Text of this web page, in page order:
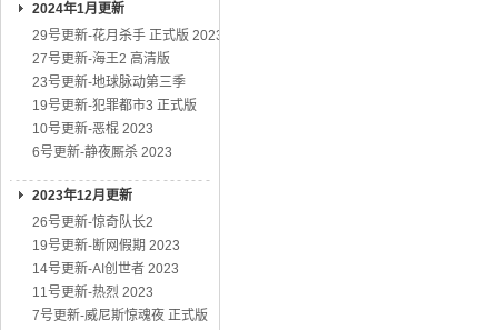
2024年1月更新
29号更新-花月杀手 正式版 2023
27号更新-海王2 高清版
23号更新-地球脉动第三季
19号更新-犯罪都市3 正式版
10号更新-恶棍 2023
6号更新-静夜厮杀 2023
2023年12月更新
26号更新-惊奇队长2
19号更新-断网假期 2023
14号更新-AI创世者 2023
11号更新-热烈 2023
7号更新-威尼斯惊魂夜 正式版